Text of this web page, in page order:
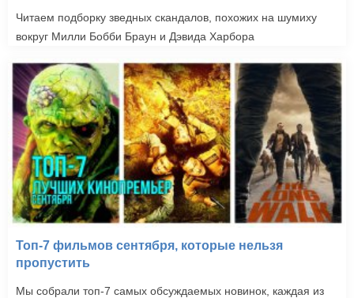
Читаем подборку зведных скандалов, похожих на шумиху
вокруг Милли Бобби Браун и Дэвида Харбора
Топ-7 фильмов сентября, которые нельзя
пропустить
Мы собрали топ-7 самых обсуждаемых новинок, каждая из